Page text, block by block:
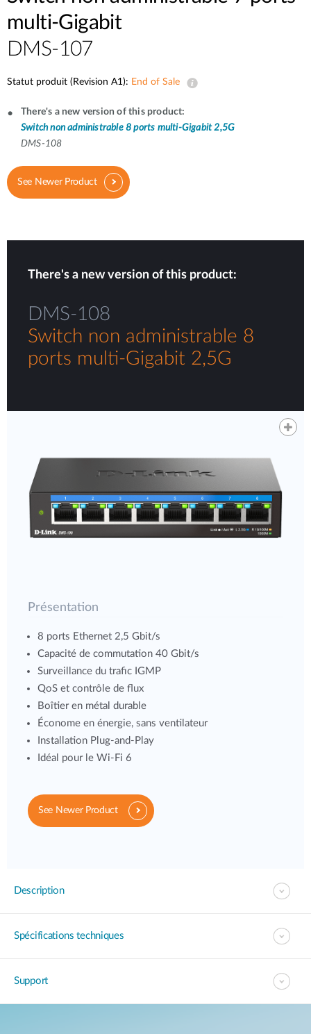
multi-Gigabit
DMS-107
Statut produit (Revision A1): End of Sale
There's a new version of this product:
Switch non administrable 8 ports multi-Gigabit 2,5G
DMS-108
See Newer Product
There's a new version of this product:
DMS-108
Switch non administrable 8
ports multi-Gigabit 2,5G
Présentation
8 ports Ethernet 2,5 Gbit/s
Capacité de commutation 40 Gbit/s
Surveillance du trafic IGMP
QoS et contrôle de flux
Boîtier en métal durable
Économe en énergie, sans ventilateur
Installation Plug-and-Play
Idéal pour le Wi-Fi 6
See Newer Product
Description
Spécifications techniques
Support